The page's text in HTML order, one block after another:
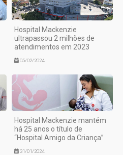
Hospital Mackenzie
ultrapassou 2 milhões de
atendimentos em 2023
05/02/2024
Hospital Mackenzie mantém
há 25 anos o título de
“Hospital Amigo da Criança”
31/01/2024